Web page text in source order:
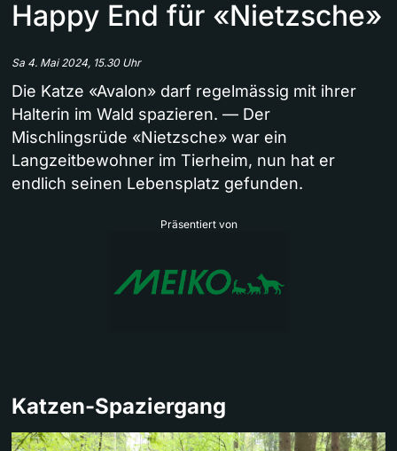
Happy End für «Nietzsche»
Sa 4. Mai 2024, 15.30 Uhr
Die Katze «Avalon» darf regelmässig mit ihrer
Halterin im Wald spazieren. — Der
Mischlingsrüde «Nietzsche» war ein
Langzeitbewohner im Tierheim, nun hat er
endlich seinen Lebensplatz gefunden.
Präsentiert von
Katzen-Spaziergang